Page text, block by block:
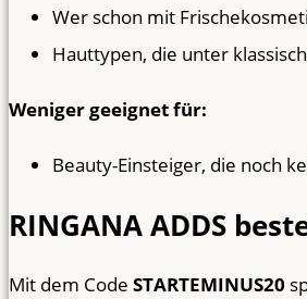
Wer schon mit
Hauttypen, die unter
Weniger geeignet für:
Beauty-Einsteiger, die noch
RINGANA ADDS
Mit dem Code STARTEMINUS20